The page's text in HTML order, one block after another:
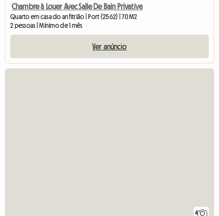
Chambre à Louer Avec Salle De Bain Privative
Quarto em casa do anfitrião | Port (2562) | 70 M2
2 pessoas | Mínimo de 1 mês
Ver anúncio
4